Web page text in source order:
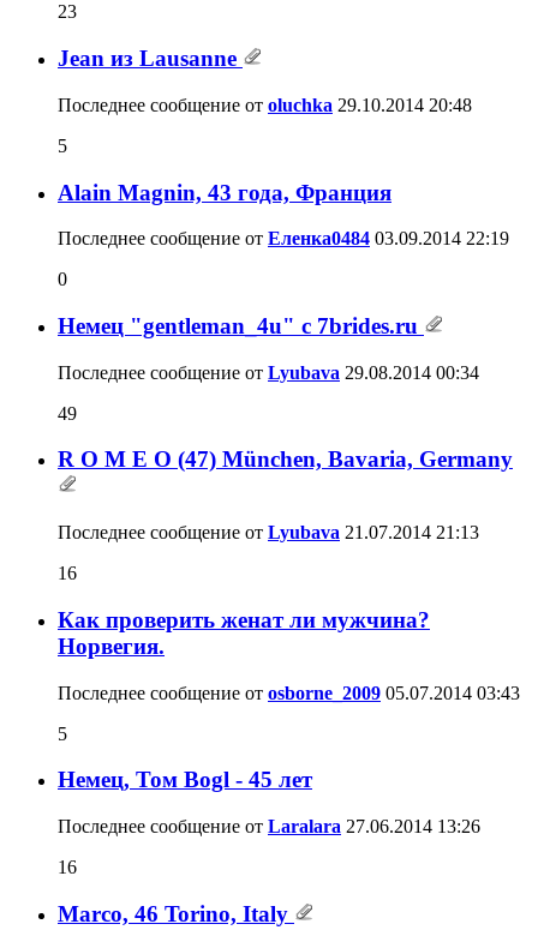
23
Jean из Lausanne
Последнее сообщение от oluchka 29.10.2014 20:48
5
Аlain Мagnin, 43 года, Франция
Последнее сообщение от Еленка0484 03.09.2014 22:19
0
Немец "gentleman_4u" с 7brides.ru
Последнее сообщение от Lyubava 29.08.2014 00:34
49
R O M E O (47) München, Bavaria, Germany
Последнее сообщение от Lyubava 21.07.2014 21:13
16
Как проверить женат ли мужчина?
Норвегия.
Последнее сообщение от osborne_2009 05.07.2014 03:43
5
Немец, Том Bogl - 45 лет
Последнее сообщение от Laralara 27.06.2014 13:26
16
Marco, 46 Torino, Italy